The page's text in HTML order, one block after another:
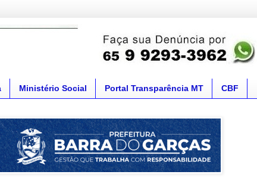
Ministério Social Portal Transparência MT CBF